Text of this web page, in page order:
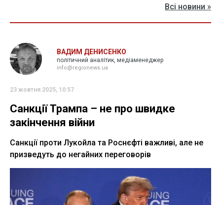
Всі новини »
ВАДИМ ДЕНИСЕНКО
політичний аналітик, медіаменеджер
info@regionews.ua
23 жовтня 2025, 10:57
Санкції Трампа – не про швидке
закінчення війни
Санкції проти Лукойла та Роснєфті важливі, але не
призведуть до негайних переговорів